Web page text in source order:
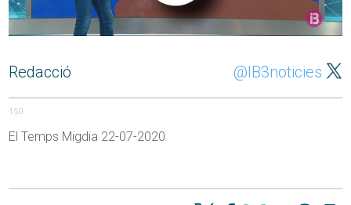
Redacció @IB3noticies
150
El Temps Migdia 22-07-2020